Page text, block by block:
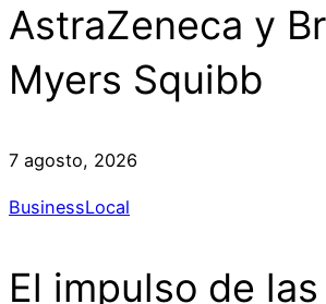
AstraZeneca y
Myers Squibb
7 agosto, 2026
BusinessLocal
El impulso de las